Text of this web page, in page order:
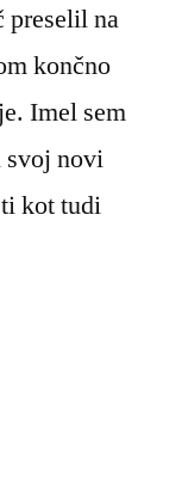
preselil na
končno
Imel sem
svoj novi
kot tudi